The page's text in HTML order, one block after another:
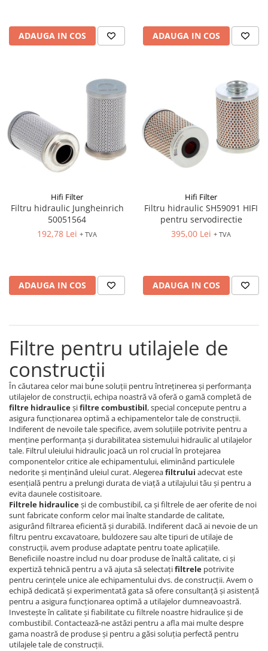
ADAUGA IN COS ADAUGA IN COS
Hifi Filter
Filtru hidraulic Jungheinrich
50051564
192,78 Lei + TVA
ADAUGA IN COS
Hifi Filter
Filtru hidraulic SH59091 HIFI
pentru servodirectie
395,00 Lei + TVA
ADAUGA IN COS
Filtre pentru utilajele de
construcții
În căutarea celor mai bune soluții pentru întreținerea și performanța
utilajelor de construcții, echipa noastră vă oferă o gamă completă de
filtre hidrauliceșifiltre combustibil, special concepute pentru a
asigura funcționarea optimă a echipamentelor tale de construcții.
Indiferent de nevoile tale specifice, avem soluțiile potrivite pentru a
menține performanța și durabilitatea sistemului hidraulic al utilajelor
tale. Filtrul uleiului hidraulic joacă un rol crucial în protejarea
componentelor critice ale echipamentului, eliminând particulele
nedorite și menținând uleiul curat. Alegereafiltrului adecvat este
esențială pentru a prelungi durata de viață a utilajului tău și pentru a
evita daunele costisitoare.
Filtrele hidrauliceși de combustibil, ca și filtrele de aer oferite de noi
sunt fabricate conform celor mai înalte standarde de calitate,
asigurând filtrarea eficientă și durabilă. Indiferent dacă ai nevoie de un
filtru pentru excavatoare, buldozere sau alte tipuri de utilaje de
construcții, avem produse adaptate pentru toate aplicațiile.
Beneficiile noastre includ nu doar produse de înaltă calitate, ci și
expertiză tehnică pentru a vă ajuta să selectațifiltrele potrivite
pentru cerințele unice ale echipamentului dvs. de construcții. Avem o
echipă dedicată și experimentată gata să ofere consultanță și asistență
pentru a asigura funcționarea optimă a utilajelor dumneavoastră.
Investește în calitate și fiabilitate cu filtrele noastre hidraulice și de
combustibil. Contactează-ne astăzi pentru a afla mai multe despre
gama noastră de produse și pentru a găsi soluția perfectă pentru
utilajele tale de construcții.